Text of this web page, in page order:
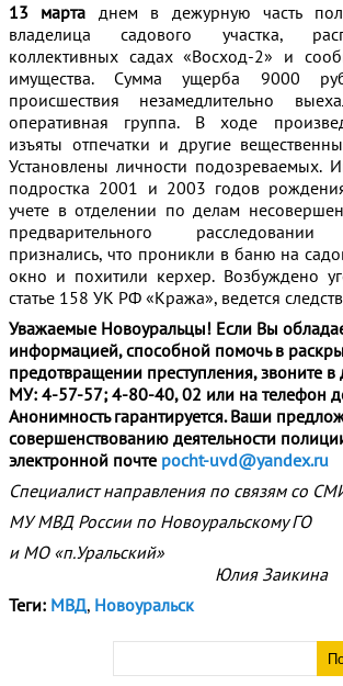
13 марта днем в дежурную часть
владелица садового участка,
коллективных садах «Восход-2» и
имущества. Сумма ущерба 9000
происшествия незамедлительно
оперативная группа. В ходе
изъяты отпечатки и другие
Установлены личности подозреваемых.
подростка 2001 и 2003 годов
учете в отделении по делам
предварительного расследовании
признались, что проникли в баню на
окно и похитили керхер. Возбуждено
статье 158 УК РФ «Кража», ведется
Уважаемые Новоуральцы! Если Вы
информацией, способной помочь в
предотвращении преступления, звоните в
МУ: 4-57-57; 4-80-40, 02 или на телефон
Анонимность гарантируется. Ваши
совершенствованию деятельности
электронной почте pocht-uvd@yandex.ru
Специалист направления по связям со
МУ МВД России по Новоуральскому ГО
и МО «п.Уральский»
Юлия Заикина
Теги: МВД, Новоуральск